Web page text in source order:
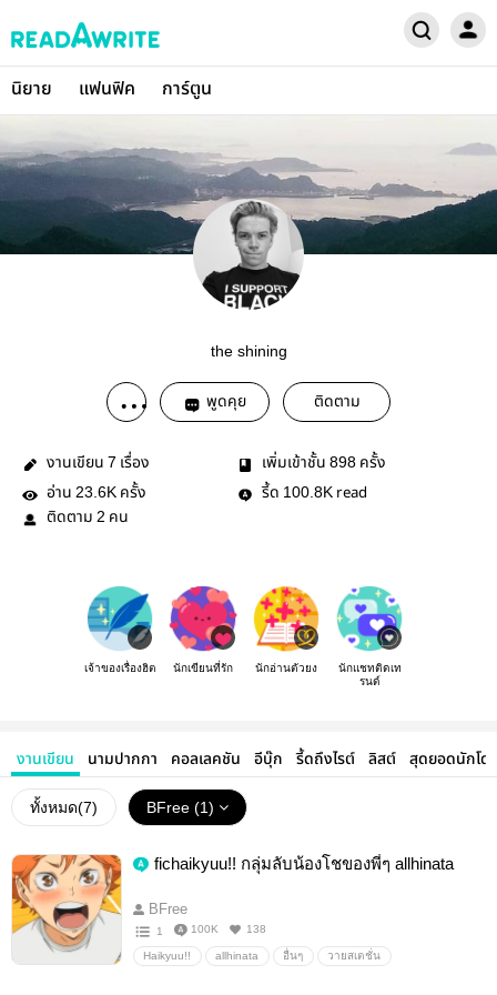
นิยาย แฟนฟิค การ์ตูน
the shining
พูดคุย ติดตาม
งานเขียน 7 เรื่อง เพิ่มเข้าชั้น 898 ครั้ง
อ่าน 23.6K ครั้ง รี้ด 100.8K read
ติดตาม 2 คน
เจ้าของเรื่องฮิต นักเขียนที่รัก นักอ่านตัวยง
นักแชทติดเท
รนด์
งานเขียน นามปากกา คอลเลคชัน อีบุ๊ก รี้ดถึงไรต์ ลิสต์ สุดยอดนักโด
ทั้งหมด(7) BFree (1)
fichaikyuu!! กลุ่มลับน้องโชของพี่ๆ allhinata
BFree
1 100K 138
Haikyuu!! allhinata อื่นๆ วายสเตชั่น